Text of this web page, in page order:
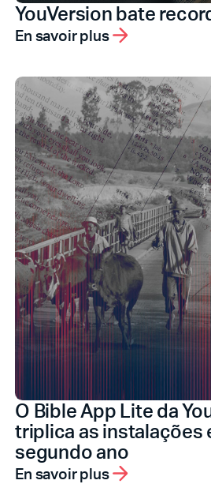
YouVersion bate
En savoir plus
O Bible App Lite da
triplica as instalações
segundo ano
En savoir plus